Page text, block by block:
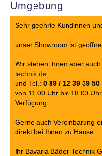
Umgebung
Sehr geehrte Kundinnen
unser Showroom ist
Wir stehen Ihnen aber auch
technik.de
und Tel.: 0 89 / 12 39 39 50
von 11.00 Uhr bis 18.00
Verfügung.
Gerne auch Vereinbarung
direkt bei Ihnen zu Hause.
Ihr Bavaria Bäder-Technik